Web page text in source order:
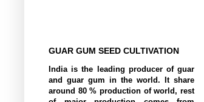
GUAR GUM SEED CULTIVATION
India is the leading producer of guar
and guar gum in the world. It share
around 80 % production of world, rest